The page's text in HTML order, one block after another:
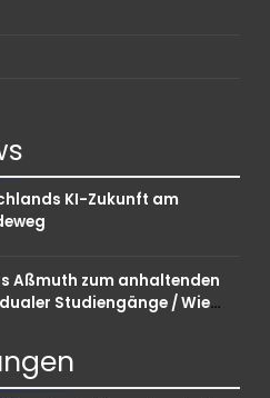
KI-Zukunft am
Aßmuth zum anhaltenden
Studiengänge / Wie
können